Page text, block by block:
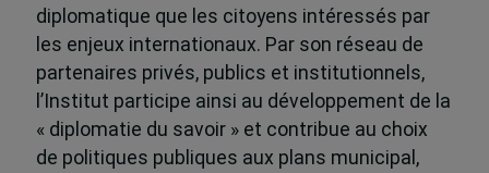
diplomatique que les citoyens intéressés par
les enjeux internationaux. Par son réseau de
partenaires privés, publics et institutionnels,
l’Institut participe ainsi au développement de la
« diplomatie du savoir » et contribue au choix
de politiques publiques aux plans municipal,